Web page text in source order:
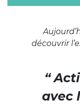
découvrir
“
avec